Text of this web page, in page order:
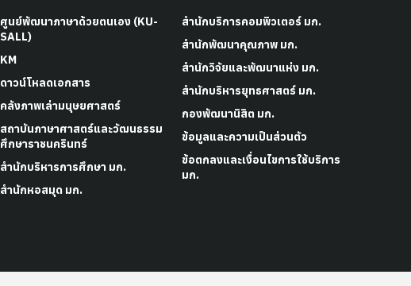
ศูนย์พัฒนาภาษาด้วยตนเอง (KU-
SALL)
KM
ดาวน์โหลดเอกสาร
คลังภาพเล่ามนุษยศาสตร์
สถาบันภาษาศาสตร์และวัฒนธรรม
ศึกษาราชนครินทร์
สำนักบริหารการศึกษา มก.
สำนักหอสมุด มก.
สำนักบริการคอมพิวเตอร์ มก.
สำนักพัฒนาคุณภาพ มก.
สำนักวิจัยและพัฒนาแห่ง มก.
สำนักบริหารยุทธศาสตร์ มก.
กองพัฒนานิสิต มก.
ข้อมูลและความเป็นส่วนตัว
ข้อตกลงและเงื่อนไขการใช้บริการ
มก.